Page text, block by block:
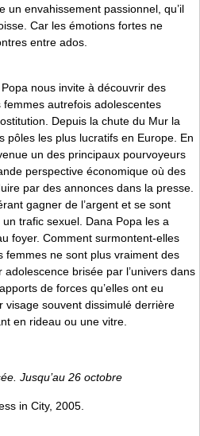
un envahissement passionnel, qu’il
Car les émotions fortes ne
entre ados.
nous invite à découvrir des
autrefois adolescentes
Depuis la chute du Mur la
pôles les plus lucratifs en Europe. En
un des principaux pourvoyeurs
perspective économique où des
par des annonces dans la presse.
gagner de l’argent et se sont
trafic sexuel. Dana Popa les a
foyer. Comment surmontent-elles
femmes ne sont plus vraiment des
brisée par l’univers dans
de forces qu’elles ont eu
visage souvent dissimulé derrière
en rideau ou une vitre.
Jusqu’au 26 octobre
in City, 2005.